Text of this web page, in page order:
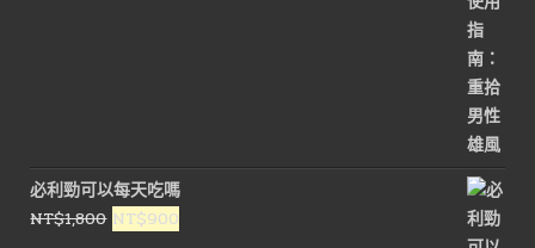
必利勁可以每天吃嗎
NT$1,800 原
NT$900